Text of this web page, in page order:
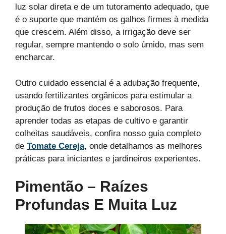
luz solar direta e de um tutoramento adequado, que
é o suporte que mantém os galhos firmes à medida
que crescem. Além disso, a irrigação deve ser
regular, sempre mantendo o solo úmido, mas sem
encharcar.
Outro cuidado essencial é a adubação frequente,
usando fertilizantes orgânicos para estimular a
produção de frutos doces e saborosos. Para
aprender todas as etapas de cultivo e garantir
colheitas saudáveis, confira nosso guia completo
de Tomate Cereja, onde detalhamos as melhores
práticas para iniciantes e jardineiros experientes.
Pimentão – Raízes
Profundas E Muita Luz